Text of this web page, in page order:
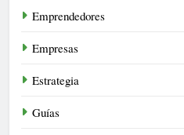
Emprendedores
Empresas
Estrategia
Guías